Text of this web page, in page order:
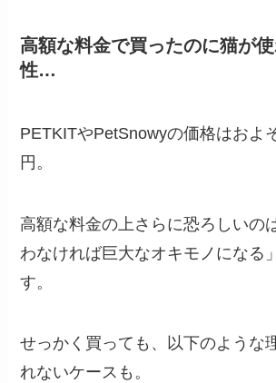
高額な料金で買ったのに猫が
性…
PETKITやPetSnowyの価格はおよ
円。
高額な料金の上さらに恐ろしいの
わなければ巨大なオキモノになる
す。
せっかく買っても、以下のような
れないケースも。